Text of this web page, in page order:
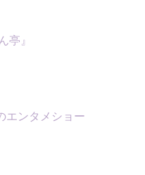
亭』
エンタメショー